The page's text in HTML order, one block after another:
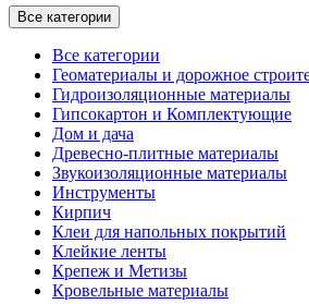
Все категории
Все категории
Геоматериалы и дорожное
Гидроизоляционные материалы
Гипсокартон и Комплектующие
Дом и дача
Древесно-плитные материалы
Звукоизоляционные материалы
Инструменты
Кирпич
Клеи для напольных покрытий
Клейкие ленты
Крепеж и Метизы
Кровельные материалы